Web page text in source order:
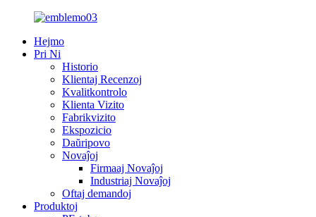
Hejmo
Pri Ni
Historio
Klientaj Recenzoj
Kvalitkontrolo
Klienta Vizito
Fabrikvizito
Ekspozicio
Daŭripovo
Novaĵoj
Firmaaj Novaĵoj
Industriaj Novaĵoj
Oftaj demandoj
Produktoj